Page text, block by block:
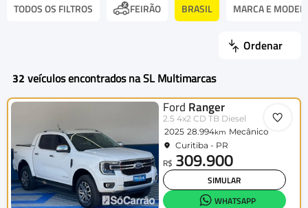
TODOS OS FILTROS FEIRÃO BRASIL MARCA E
Ordenar
32 veículos encontrados na SL Multimarcas
Ford Ranger
2.5 4x2 CD TB Diesel
2025 28.994km Mecânico
Curitiba - PR
R$ 309.900
SIMULAR
WHATSAPP